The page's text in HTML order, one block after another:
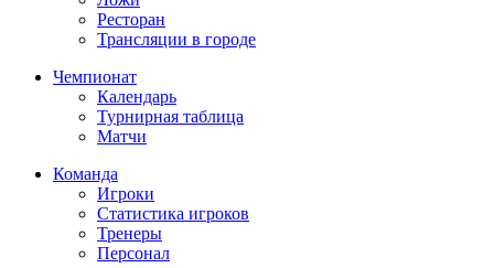
Ресторан
Трансляции в городе
Чемпионат
Календарь
Турнирная таблица
Матчи
Команда
Игроки
Статистика игроков
Тренеры
Персонал